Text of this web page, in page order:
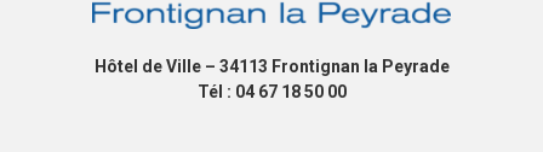
Hôtel de Ville – 34113 Frontignan la Peyrade
Tél : 04 67 18 50 00